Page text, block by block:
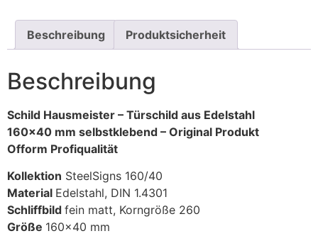
Beschreibung Produktsicherheit
Beschreibung
Schild Hausmeister – Türschild aus Edelstahl
160×40 mm selbstklebend – Original Produkt
Ofform Profiqualität
Kollektion SteelSigns 160/40
Material Edelstahl, DIN 1.4301
Schliffbild fein matt, Korngröße 260
Größe 160×40 mm